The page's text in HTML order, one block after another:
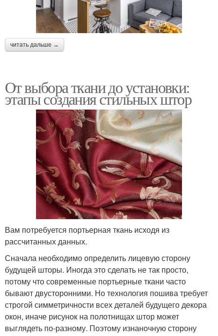
читать дальше →
От выбора ткани до установки:
этапы создания стильных штор
Вам потребуется портьерная ткань исходя из
рассчитанных данных.
Сначала необходимо определить лицевую сторону
будущей шторы. Иногда это сделать не так просто,
потому что современные портьерные ткани часто
бывают двусторонними. Но технология пошива требует
строгой симметричности всех деталей будущего декора
окон, иначе рисунок на полотнищах штор может
выглядеть по-разному. Поэтому изнаночную сторону